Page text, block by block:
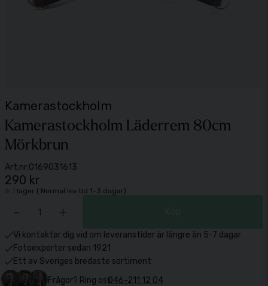
Kamerastockholm
Kamerastockholm Läderrem 80cm
Mörkbrun
Art.nr:0169031613
290 kr
I lager ( Normal lev.tid 1-3 dagar)
- +
Vi kontaktar dig vid om leveranstider är längre än 5-7 dagar
Fotoexperter sedan 1921
Ett av Sveriges bredaste sortiment
Frågor? Ring oss046-211 12 04